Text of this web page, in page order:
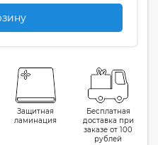
Защитная
ламинация
Бесплатная
доставка при
заказе от 100
рублей